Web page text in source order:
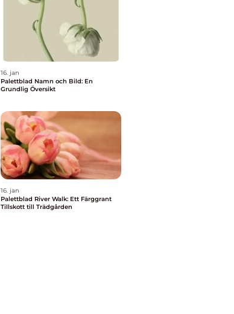
16. jan
Palettblad Namn och Bild: En
Grundlig Översikt
16. jan
Palettblad River Walk: Ett Färggrant
Tillskott till Trädgården